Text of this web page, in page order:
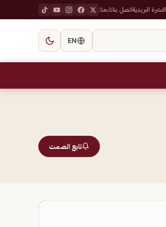
النشرة البريديةاتصل بناتابعنا:
EN
تابع الصمت